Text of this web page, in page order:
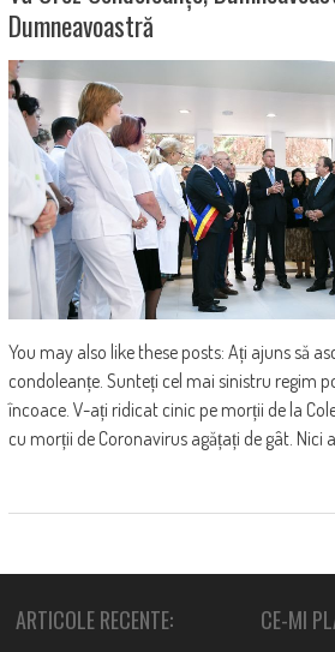
Dumneavoastră
You may also like these posts: Ați ajuns să
condoleanțe. Sunteți cel mai sinistru regim
încoace. V-ați ridicat cinic pe morții de la
cu morții de Coronavirus agățați de gât. Nici
ARTICOLE RECENTE: CE-MI